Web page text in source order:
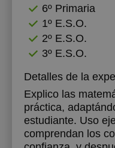
6º Primaria
1º E.S.O.
2º E.S.O.
3º E.S.O.
Detalles de la
Explico las
práctica,
estudiante. Uso
comprendan los